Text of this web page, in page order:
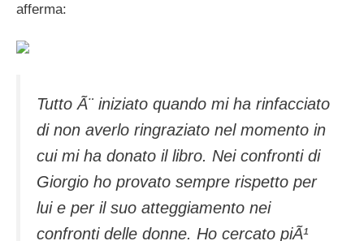
afferma:
Tutto Ã¨ iniziato quando mi ha rinfacciato
di non averlo ringraziato nel momento in
cui mi ha donato il libro. Nei confronti di
Giorgio ho provato sempre rispetto per
lui e per il suo atteggiamento nei
confronti delle donne. Ho cercato piÃ¹